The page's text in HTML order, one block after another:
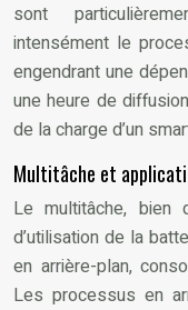
sont
intensément le
engendrant une
une heure de
de la charge d’un
Multitâche et
Le multitâche, bien
d’utilisation de la
en arrière-plan,
Les processus en